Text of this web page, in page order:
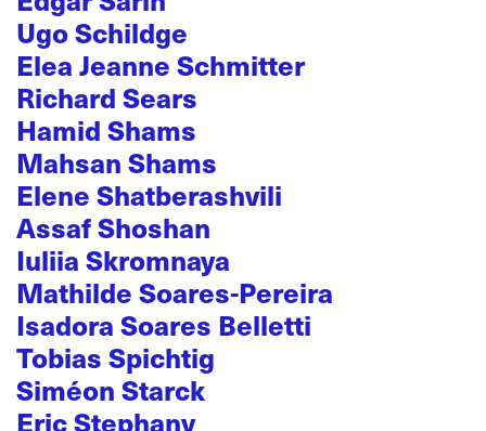
Ugo Schildge
Elea Jeanne Schmitter
Richard Sears
Hamid Shams
Mahsan Shams
Elene Shatberashvili
Assaf Shoshan
Iuliia Skromnaya
Mathilde Soares-Pereira
Isadora Soares Belletti
Tobias Spichtig
Siméon Starck
Eric Stephany